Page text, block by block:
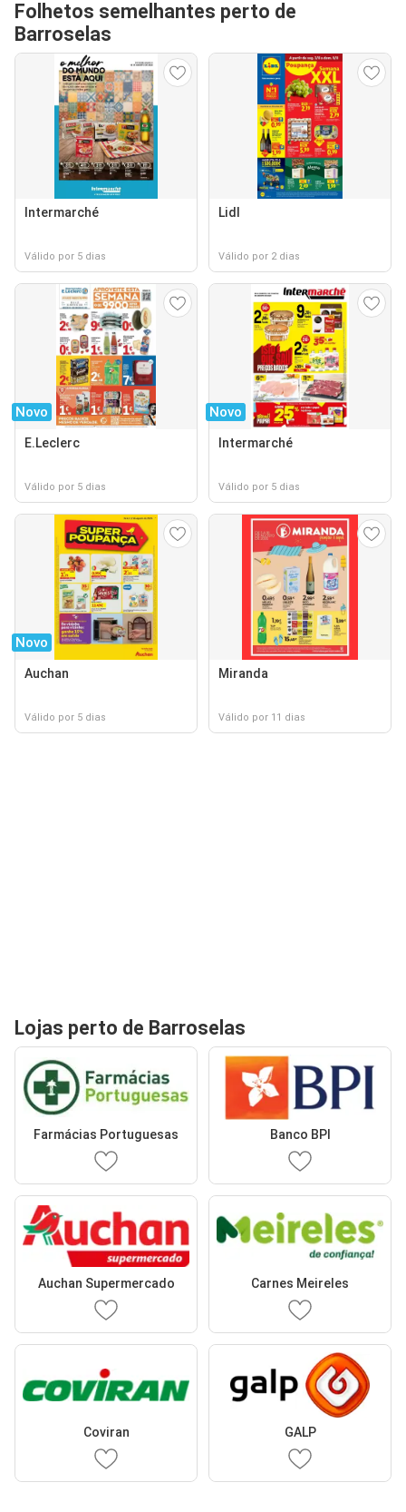
Folhetos semelhantes perto de
Barroselas
Intermarché
Válido por 5 dias
Lidl
Válido por 2 dias
Novo
E.Leclerc
Válido por 5 dias
Novo
Intermarché
Válido por 5 dias
Novo
Auchan
Válido por 5 dias
Miranda
Válido por 11 dias
Lojas perto de Barroselas
Farmácias Portuguesas Banco BPI
Auchan Supermercado Carnes Meireles
Coviran GALP